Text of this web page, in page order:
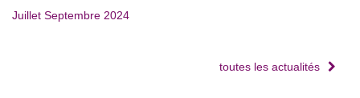
Juillet Septembre 2024
toutes les actualités